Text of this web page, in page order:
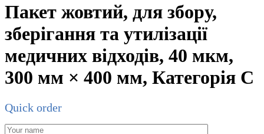
Пакет жовтий, для збору,
зберігання та утилізації
медичних відходів, 40 мкм,
300 мм × 400 мм, Категорія С
Quick order